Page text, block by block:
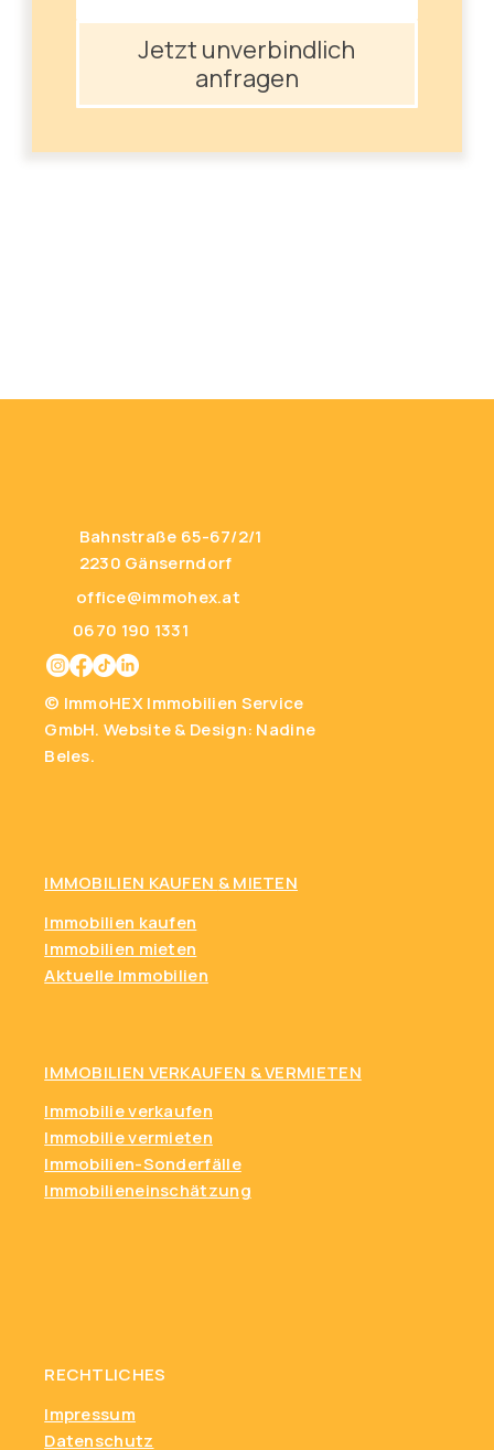
Jetzt unverbindlich
anfragen
RECHTLICHES
Impressum
Datenschutz
Bahnstraße 65-67/2/1
2230 Gänserndorf
office@immohex.at
0670 190 1331
© ImmoHEX Immobilien Service
GmbH.Website & Design: Nadine
Beles.
IMMOBILIEN VERKAUFEN & VERMIETEN
Immobilie verkaufen
Immobilie vermieten
Immobilien-Sonderfälle
Immobilieneinschätzung
IMMOBILIEN KAUFEN & MIETEN
Immobilien kaufen
Immobilien mieten
Aktuelle Immobilien